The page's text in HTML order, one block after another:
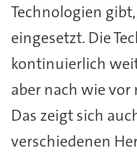
Technologien
eingesetzt. Die
kontinuierlich
aber nach wie vor
Das zeigt sich
verschiedenen